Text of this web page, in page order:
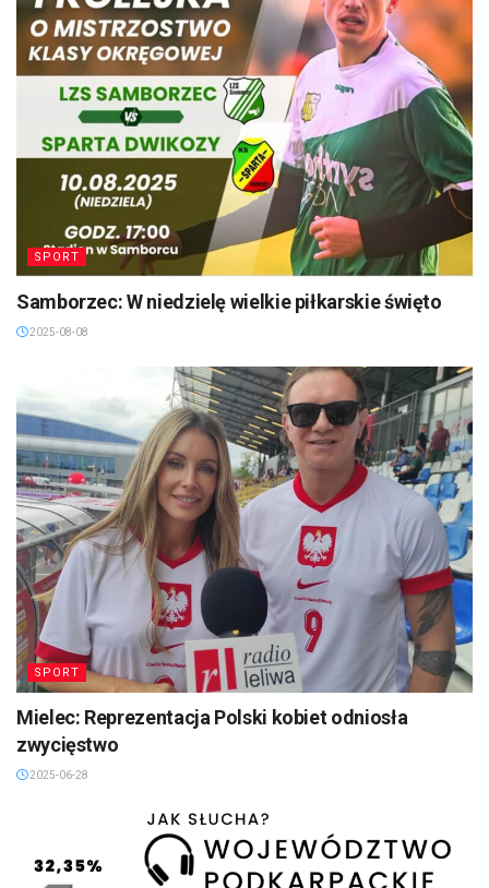
SPORT
Samborzec: W niedzielę wielkie piłkarskie święto
2025-08-08
SPORT
Mielec: Reprezentacja Polski kobiet odniosła
zwycięstwo
2025-06-28